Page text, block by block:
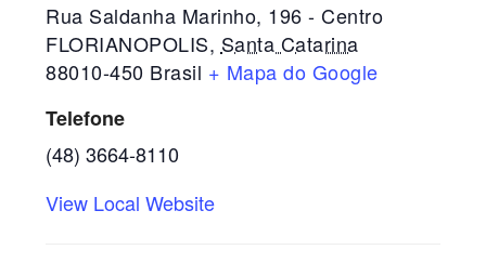
Rua Saldanha Marinho, 196 - Centro
FLORIANOPOLIS, Santa Catarina
88010-450 Brasil + Mapa do Google
Telefone
(48) 3664-8110
View Local Website